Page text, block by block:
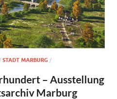
/ STADT MARBURG /
– Ausstellung
Marburg